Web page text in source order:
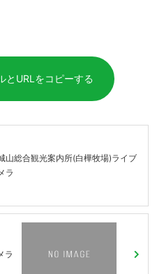
とURLをコピーする
山総合観光案内所(白樺牧場)ライブ
ラ
ラ